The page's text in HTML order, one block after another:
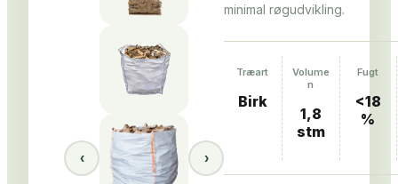
‹ ›
minimal røgudvikling.
Træart
Birk
Volume
n
1,8
stm
Fugt
<18
%